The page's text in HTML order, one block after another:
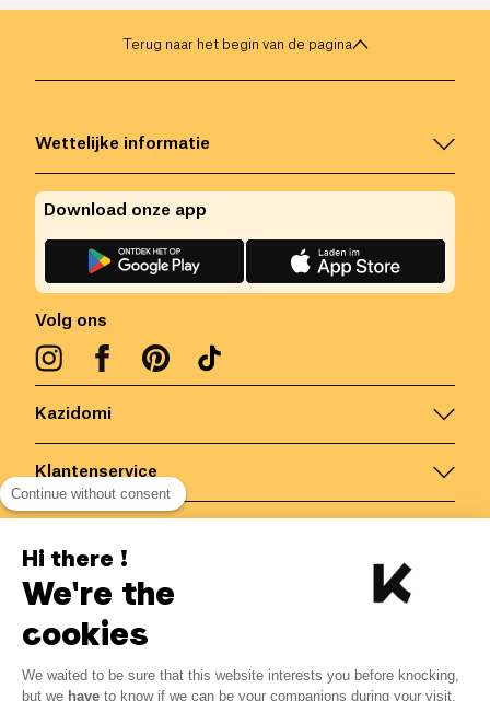
Terug naar het begin van de pagina
Kazidomi
Klantenservice
Wettelijke informatie
Volg ons
Download onze app
België/NL
Continue without consent
Hi there !
We're the
cookies
We waited to be sure that this website interests you before knocking,
but we have to know if we can be your companions during your visit.